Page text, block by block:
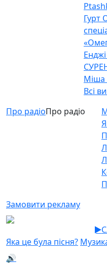
Гурт
Міша
Всі
Про радіоПро радіо
Замовити рекламу
Яка це була пісня?
🔊